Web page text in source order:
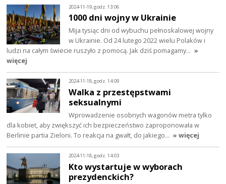
2024-11-19, godz. 13:06
1000 dni wojny w Ukrainie
Mija tysiąc dni od wybuchu pełnoskalowej wojny
w Ukrainie. Od 24 lutego 2022 wielu Polaków i
ludzi na całym świecie ruszyło z pomocą. Jak dziś pomagamy… »
więcej
2024-11-18, godz. 14:09
Walka z przestępstwami
seksualnymi
Wprowadzenie osobnych wagonów metra tylko
dla kobiet, aby zwiększyć ich bezpieczeństwo zaproponowała w
Berlinie partia Zieloni. To reakcja na gwałt, do jakiego… » więcej
2024-11-18, godz. 14:03
Kto wystartuje w wyborach
prezydenckich?